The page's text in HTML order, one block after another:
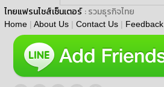
ไทยแฟรนไชส์เซ็นเตอร์ : รวมธุรกิจไทย
Home | About Us | Contact Us | Feedback